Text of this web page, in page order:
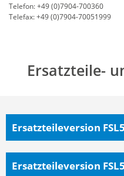
Telefon: +49 (0)7904-700360
Telefax: +49 (0)7904-70051999
Ersatzteile-
Ersatzteileversion
Ersatzteileversion